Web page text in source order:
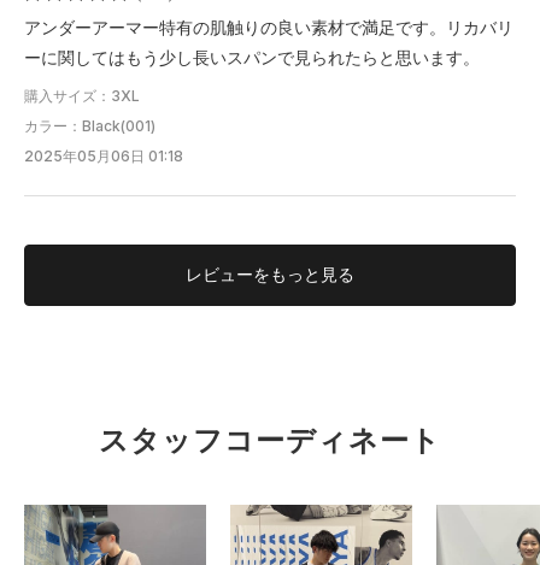
アンダーアーマー特有の肌触りの良い素材で満足です。リカバリ
ーに関してはもう少し長いスパンで見られたらと思います。
購入サイズ：3XL
カラー：Black(001)
2025年05月06日 01:18
レビューをもっと見る
177cm
フィット性 タイト ルーズ
スタッフコーディネート